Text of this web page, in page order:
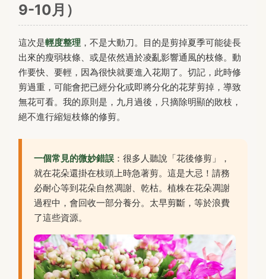
9-10月）
這次是輕度整理 ，不是大動刀。目的是剪掉夏季可能徒長
出來的瘦弱枝條、或是依然過於凌亂影響通風的枝條。動
作要快、要輕，因為很快就要進入花期了。切記，此時修
剪過重，可能會把已經分化或即將分化的花芽剪掉，導致
無花可看。我的原則是，九月過後，只摘除明顯的敗枝，
絕不進行縮短枝條的修剪。
一個常見的微妙錯誤 ：很多人聽說「花後修剪」，
就在花朵還掛在枝頭上時急著剪。這是大忌！請務
必耐心等到花朵自然凋謝、乾枯。植株在花朵凋謝
過程中，會回收一部分養分。太早剪斷，等於浪費
了這些資源。